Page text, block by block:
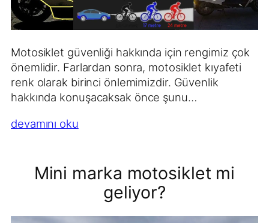
Motosiklet güvenliği hakkında için rengimiz çok
önemlidir. Farlardan sonra, motosiklet kıyafeti
renk olarak birinci önlemimizdir. Güvenlik
hakkında konuşacaksak önce şunu…
devamını oku
Mini marka motosiklet mi
geliyor?